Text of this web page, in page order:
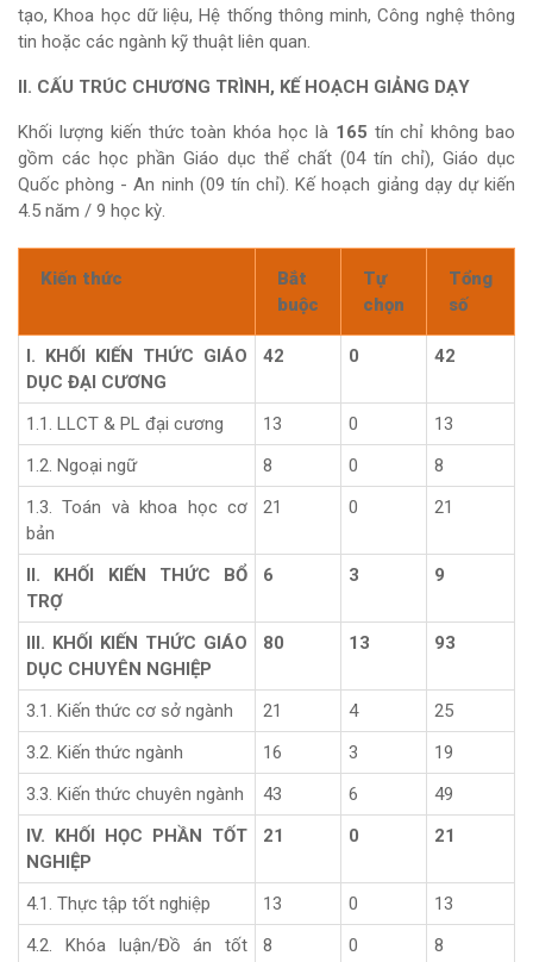
tạo, Khoa học dữ liệu, Hệ thống thông minh, Công nghệ thông
tin hoặc các ngành kỹ thuật liên quan.
II. CẤU TRÚC CHƯƠNG TRÌNH, KẾ HOẠCH GIẢNG DẠY
Khối lượng kiến thức toàn khóa học là 165 tín chỉ không bao
gồm các học phần Giáo dục thể chất (04 tín chỉ), Giáo dục
Quốc phòng - An ninh (09 tín chỉ). Kế hoạch giảng dạy dự kiến
4.5 năm / 9 học kỳ.
Kiến thức
Bắt
buộc
Tự
chọn
Tổng
số
I. KHỐI KIẾN THỨC GIÁO
DỤC ĐẠI CƯƠNG
42 0 42
1.1. LLCT & PL đại cương 13 0
13
1.2. Ngoại ngữ
8 0
8
1.3. Toán và khoa học cơ
bản
21 0 21
II. KHỐI KIẾN THỨC BỔ
TRỢ
6 3 9
III. KHỐI KIẾN THỨC GIÁO
DỤC CHUYÊN NGHIỆP
80 13 93
3.1. Kiến thức cơ sở ngành 21 4
25
3.2. Kiến thức ngành
16 3
19
3.3. Kiến thức chuyên ngành
43 6
49
IV. KHỐI HỌC PHẦN TỐT
NGHIỆP
21 0 21
4.1. Thực tập tốt nghiệp 13 0
13
4.2. Khóa luận/Đồ án tốt
8 0 8